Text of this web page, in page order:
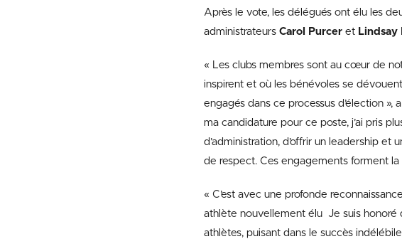
Après le vote, les délégués ont élu les
administrateurs Carol Purcer et Lindsay
« Les clubs membres sont au cœur de
inspirent et où les bénévoles se
engagés dans ce processus d’élection
ma candidature pour ce poste, j’ai pris
d’administration, d’offrir un leadership
de respect. Ces engagements forment la
« C’est avec une profonde
athlète nouvellement élu Je suis honoré
athlètes, puisant dans le succès